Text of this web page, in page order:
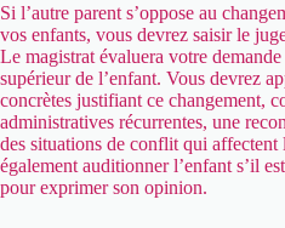
Si l’autre parent s’oppose au
vos enfants, vous devrez saisir le
Le magistrat évaluera votre
supérieur de l’enfant. Vous devrez
concrètes justifiant ce changement,
administratives récurrentes, une
des situations de conflit qui affectent
également auditionner l’enfant s’il
pour exprimer son opinion.